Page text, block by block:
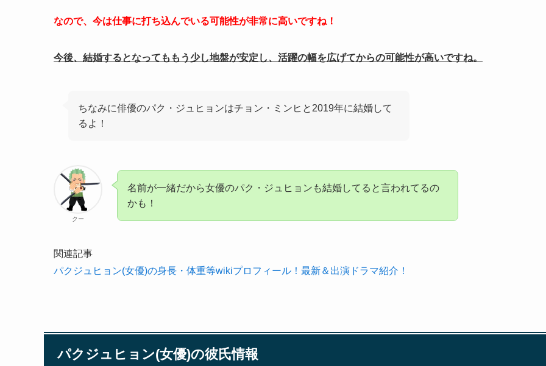
なので、今は仕事に打ち込んでいる可能性が非常に高いですね！
今後、結婚するとなってももう少し地盤が安定し、活躍の幅を広げてからの可能性が高いですね。
ちなみに俳優のパク・ジュヒョンはチョン・ミンヒと2019年に結婚して
るよ！
クー
名前が一緒だから女優のパク・ジュヒョンも結婚してると言われてるの
かも！
関連記事
パクジュヒョン(女優)の身長・体重等wikiプロフィール！最新＆出演ドラマ紹介！
パクジュヒョン(女優)の彼氏情報